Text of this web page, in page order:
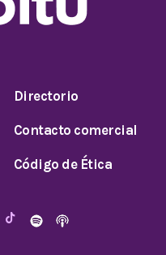
Directorio
Contacto comercial
Código de Ética